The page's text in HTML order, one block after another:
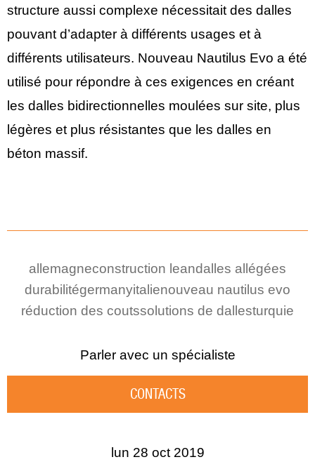
structure aussi complexe nécessitait des dalles
pouvant d’adapter à différents usages et à
différents utilisateurs. Nouveau Nautilus Evo a été
utilisé pour répondre à ces exigences en créant
les dalles bidirectionnelles moulées sur site, plus
légères et plus résistantes que les dalles en
béton massif.
allemagneconstruction leandalles allégées
durabilitégermanyitalienouveau nautilus evo
réduction des coutssolutions de dallesturquie
Parler avec un spécialiste
CONTACTS
lun 28 oct 2019